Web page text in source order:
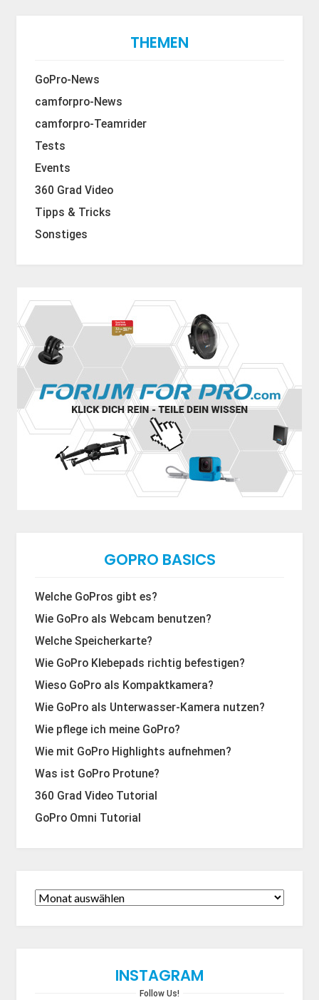
THEMEN
GoPro-News
camforpro-News
camforpro-Teamrider
Tests
Events
360 Grad Video
Tipps & Tricks
Sonstiges
GOPRO BASICS
Welche GoPros gibt es?
Wie GoPro als Webcam benutzen?
Welche Speicherkarte?
Wie GoPro Klebepads richtig befestigen?
Wieso GoPro als Kompaktkamera?
Wie GoPro als Unterwasser-Kamera nutzen?
Wie pflege ich meine GoPro?
Wie mit GoPro Highlights aufnehmen?
Was ist GoPro Protune?
360 Grad Video Tutorial
GoPro Omni Tutorial
INSTAGRAM
Follow Us!